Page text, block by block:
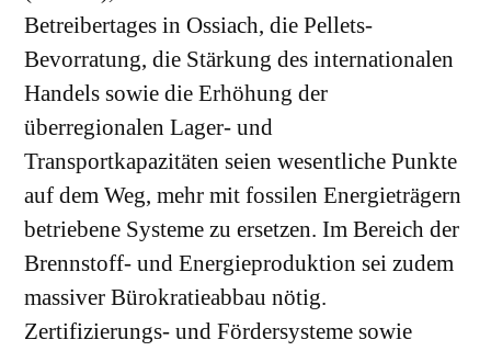
Betreibertages in Ossiach, die Pellets-
Bevorratung, die Stärkung des internationalen
Handels sowie die Erhöhung der
überregionalen Lager- und
Transportkapazitäten seien wesentliche Punkte
auf dem Weg, mehr mit fossilen Energieträgern
betriebene Systeme zu ersetzen. Im Bereich der
Brennstoff- und Energieproduktion sei zudem
massiver Bürokratieabbau nötig.
Zertifizierungs- und Fördersysteme sowie